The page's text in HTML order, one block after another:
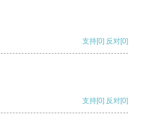
支持[0] 反对[0]
支持[0] 反对[0]